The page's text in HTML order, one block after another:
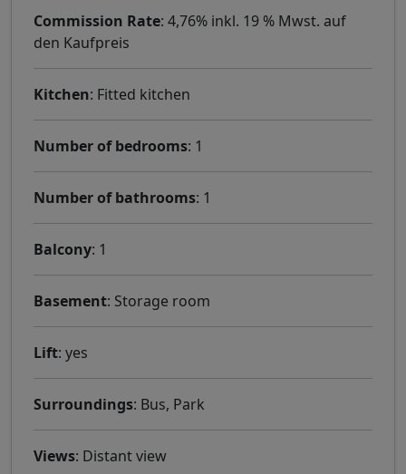
Commission Rate: 4,76% inkl. 19 % Mwst. auf
den Kaufpreis
Kitchen: Fitted kitchen
Number of bedrooms: 1
Number of bathrooms: 1
Balcony: 1
Basement: Storage room
Lift: yes
Surroundings: Bus, Park
Views: Distant view